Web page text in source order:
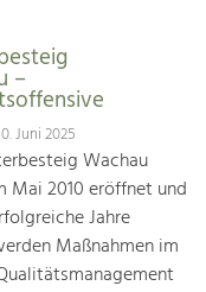
–
Juni 2025
Wachau
Mai 2010 eröffnet und
Jahre
Maßnahmen im